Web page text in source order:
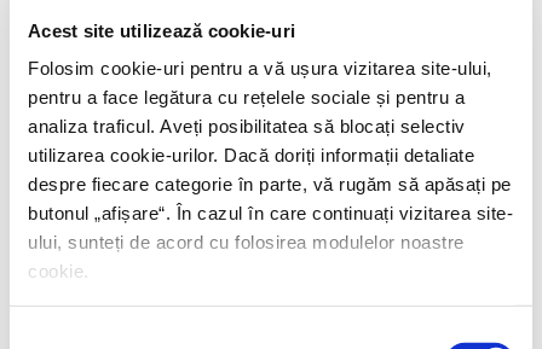
Acest site utilizează cookie-uri
Folosim cookie-uri pentru a vă ușura vizitarea site-ului,
pentru a face legătura cu rețelele sociale și pentru a
analiza traficul. Aveți posibilitatea să blocați selectiv
utilizarea cookie-urilor. Dacă doriți informații detaliate
despre fiecare categorie în parte, vă rugăm să apăsați pe
butonul „afișare“. În cazul în care continuați vizitarea site-
ului, sunteți de acord cu folosirea modulelor noastre
cookie.
Marian Voicu, Ioan Stanomir, Valentin
Naumescu, Sabina Fati, Vitalie Ciobanu,Vin
rușii!
PREȚ 26.43 RON